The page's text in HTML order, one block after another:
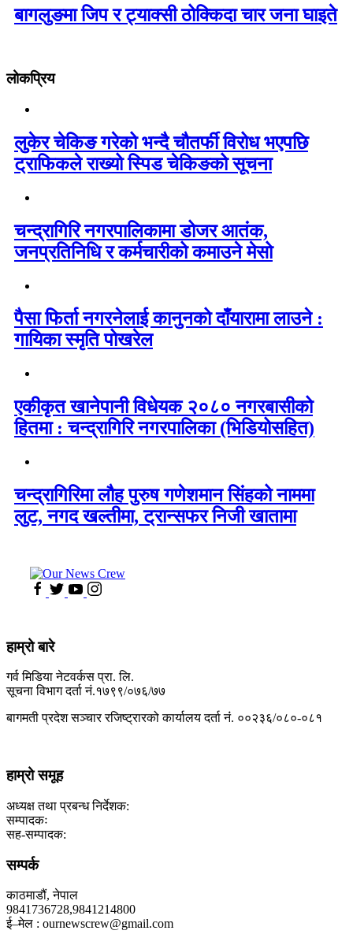
बागलुङमा जिप र ट्याक्सी ठोक्किदा चार जना घाइते
लोकप्रिय
लुकेर चेकिङ गरेको भन्दै चौतर्फी विरोध भएपछि
ट्राफिकले राख्यो स्पिड चेकिङको सूचना
चन्द्रागिरि नगरपालिकामा डोजर आतंक,
जनप्रतिनिधि र कर्मचारीको कमाउने मेसो
पैसा फिर्ता नगरनेलाई कानुनको दाँयारामा लाउने :
गायिका स्‍मृति पोखरेल
एकीकृत खानेपानी विधेयक २०८० नगरबासीको
हितमा : चन्द्रागिरि नगरपालिका (भिडियोसहित)
चन्द्रागिरिमा लौह पुरुष गणेशमान सिंहको नाममा
लुट, नगद खल्तीमा, ट्रान्सफर निजी खातामा
हाम्रो बारे
गर्व मिडिया नेटवर्कस प्रा. लि.
सूचना विभाग दर्ता नं.१७९९/०७६/७७
बागमती प्रदेश सञ्चार रजिष्ट्रारको कार्यालय दर्ता नंं. ००२३६/०८०-०८१
हाम्रो समूह
अध्यक्ष तथा प्रबन्ध निर्देशक:
सम्पादकः
सह-सम्पादक:
सम्पर्क
काठमाडौं, नेपाल
9841736728,9841214800
ई–मेल : ournewscrew@gmail.com